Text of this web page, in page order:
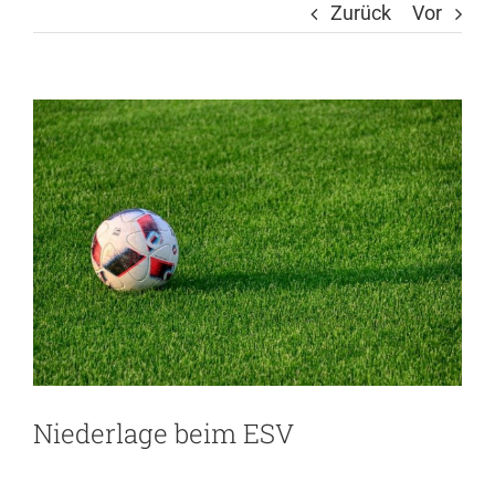
Zurück Vor
Zeige
grösseres
Bild
Niederlage beim ESV